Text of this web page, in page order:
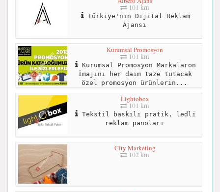
101 km
Türkiye'nin Dijital Reklam
Ajansı
Kurumsal Promosyon
101 km
Kurumsal Promosyon Markalaron
İmajını her daim taze tutacak
özel promosyon ürünlerin...
Lightobox
101 km
Tekstil baskılı pratik, ledli
reklam panoları
City Marketing
102 km